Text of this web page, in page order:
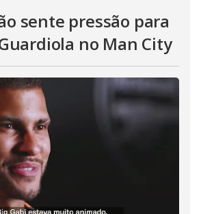
sente pressão para
no Man City